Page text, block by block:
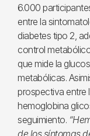
6.000
entre la
diabetes tipo 2,
control
que mide la
metabólicas.
prospectiva entre
hemoglobina
seguimiento.
de los síntomas